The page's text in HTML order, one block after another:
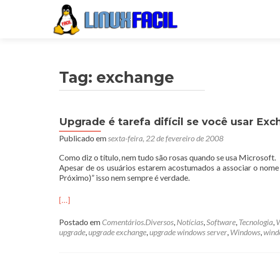
Tag: exchange
Upgrade é tarefa difícil se você usar
Publicado emsexta-feira, 22 de fevereiro de 2008
Como diz o título, nem tudo são rosas quando se usa Microsoft.
Apesar de os usuários estarem acostumados a associar o
Próximo)” isso nem sempre é verdade.
[…]
Postado em Comentários.Diversos, Notícias,Software, Tecnologia,
upgrade,upgrade exchange,upgrade windows server, Windows,